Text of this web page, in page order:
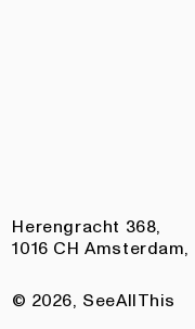
Herengracht 368,
1016 CH
© 2026, SeeAllThis